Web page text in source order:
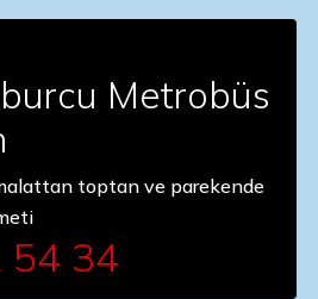
Metrobüs
toptan ve parekende
54 34